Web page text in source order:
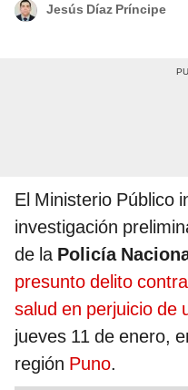
Jesús Díaz Príncipe
El Ministerio Público
investigación
de la Policía
presunto delito
salud en perjuicio de
jueves 11 de enero,
región Puno.